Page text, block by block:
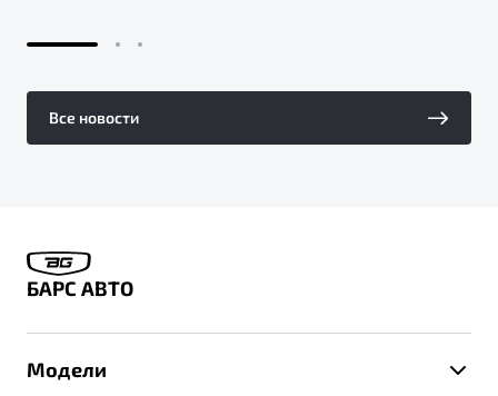
Все новости
БАРС АВТО
Модели